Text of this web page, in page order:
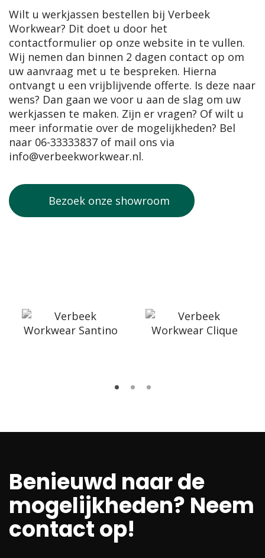
Wilt u werkjassen bestellen bij Verbeek
Workwear? Dit doet u door het
contactformulier op onze website in te vullen.
Wij nemen dan binnen 2 dagen contact op om
uw aanvraag met u te bespreken. Hierna
ontvangt u een vrijblijvende offerte. Is deze naar
wens? Dan gaan we voor u aan de slag om uw
werkjassen te maken. Zijn er vragen? Of wilt u
meer informatie over de mogelijkheden? Bel
naar 06-33333837 of mail ons via
info@verbeekworkwear.nl.
Bezoek onze showroom
Benieuwd naar de
mogelijkheden? Neem
contact op!